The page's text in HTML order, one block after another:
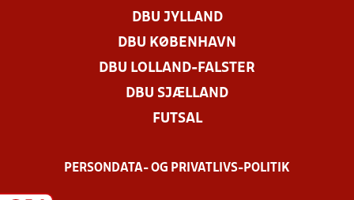
DBU JYLLAND
DBU KØBENHAVN
DBU LOLLAND-FALSTER
DBU SJÆLLAND
FUTSAL
PERSONDATA- OG PRIVATLIVS-POLITIK